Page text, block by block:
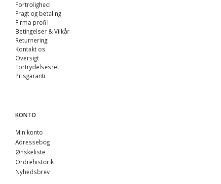
Fortrolighed
Fragt og betaling
Firma profil
Betingelser & Vilkår
Returnering
Kontakt os
Oversigt
Fortrydelsesret
Prisgaranti
KONTO
Min konto
Adressebog
Ønskeliste
Ordrehistorik
Nyhedsbrev